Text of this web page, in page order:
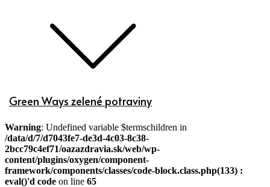
Green Ways zelené potraviny
Warning: Undefined variable $termschildren in
/data/d/7/d7043fe7-de3d-4c03-8c38-
2bcc79c4ef71/oazazdravia.sk/web/wp-
content/plugins/oxygen/component-
framework/components/classes/code-block.class.php(133) :
eval()'d code on line 65